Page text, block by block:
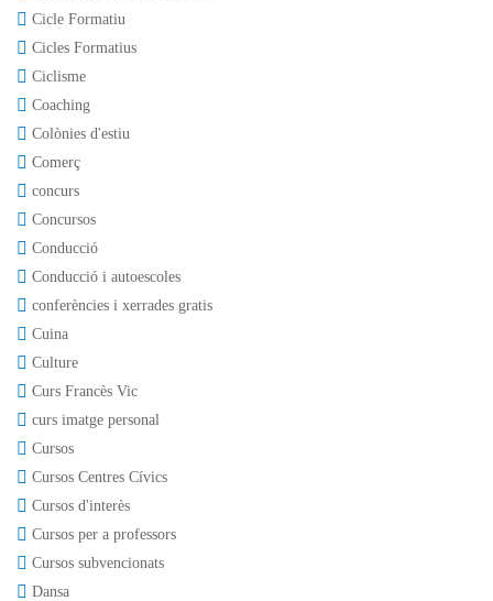
Cicle Formatiu
Cicles Formatius
Ciclisme
Coaching
Colònies d'estiu
Comerç
concurs
Concursos
Conducció
Conducció i autoescoles
conferències i xerrades gratis
Cuina
Culture
Curs Francès Vic
curs imatge personal
Cursos
Cursos Centres Cívics
Cursos d'interès
Cursos per a professors
Cursos subvencionats
Dansa